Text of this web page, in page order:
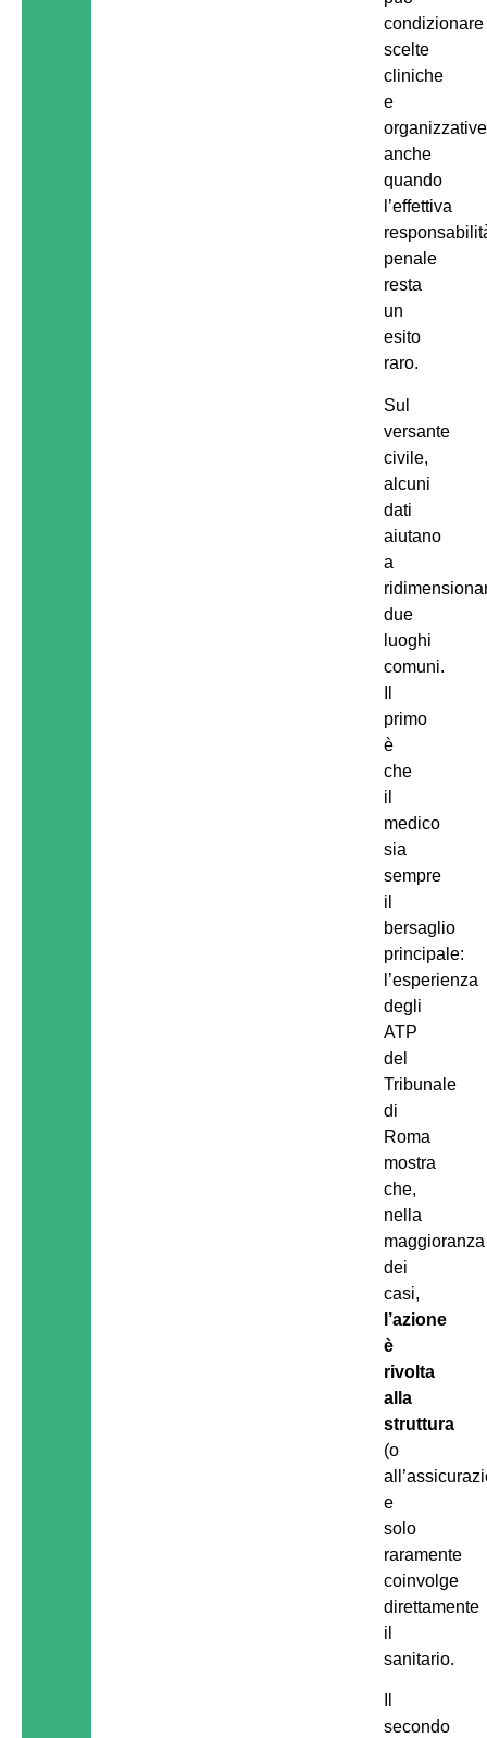
condizionare
scelte
cliniche
e
anche
quando
l’effettiva
penale
resta
un
esito
raro.
Sul
versante
civile,
alcuni
dati
aiutano
a
due
luoghi
comuni.
primo
è
che
il
medico
sia
sempre
il
bersaglio
principale:
l’esperienza
degli
ATP
del
Tribunale
di
Roma
mostra
che,
nella
maggioranza
dei
casi,
l’azione
è
rivolta
alla
struttura
(o
e
solo
raramente
coinvolge
direttamente
il
sanitario.
secondo